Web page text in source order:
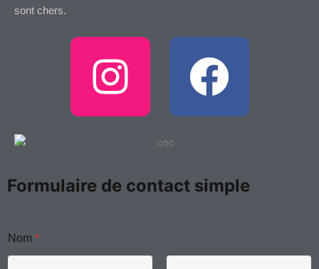
sont chers.
I
n
t
g
F
a
e
o
Formulaire de contact simple
Nom *